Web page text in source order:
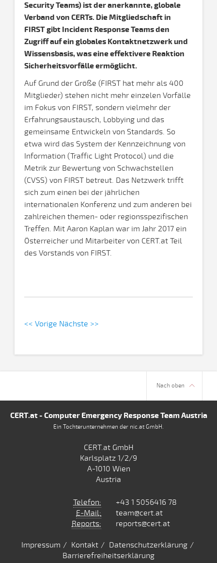
Security Teams) ist der anerkannte, globale
Verband von CERTs. Die Mitgliedschaft in
FIRST gibt Incident Response Teams den
Zugriff auf ein globales Kontaktnetzwerk und
Wissensbasis, was eine effektivere Reaktion
Sicherheitsvorfälle ermöglicht.
Auf Grund der Größe (FIRST hat mehr als 400
Mitglieder) stehen nicht mehr einzelen Vorfälle
im Fokus von FIRST, sondern vielmehr der
Erfahrungsaustausch, Lobbying und das
gemeinsame Entwickeln von Standards. So
etwa wird das System der Kennzeichnung von
Information (Traffic Light Protocol) und die
Metrik zur Bewertung von Schwachstellen
(CVSS) von FIRST betreut. Das Netzwerk trifft
sich zum einen bei der jährlichen
internationalen Konferenz und zum anderen bei
zahlreichen themen- oder regionsspezifischen
Treffen. Mit Aaron Kaplan war im Jahr 2017 ein
Österreicher und Mitarbeiter von CERT.at Teil
des Vorstands von FIRST.
<< Vorige Nächste >>
Nach oben
CERT.at - Computer Emergency Response Team Austria
Ein Tochterunternehmen der nic.at GmbH.
CERT.at GmbH
Karlsplatz 1/2/9
A-1010 Wien
Austria
Telefon:
+43 1 5056416 78
E-Mail:
team@cert.at
Reports:
reports@cert.at
Impressum Kontakt
Datenschutzerklärung
Barrierefreiheitserklärung